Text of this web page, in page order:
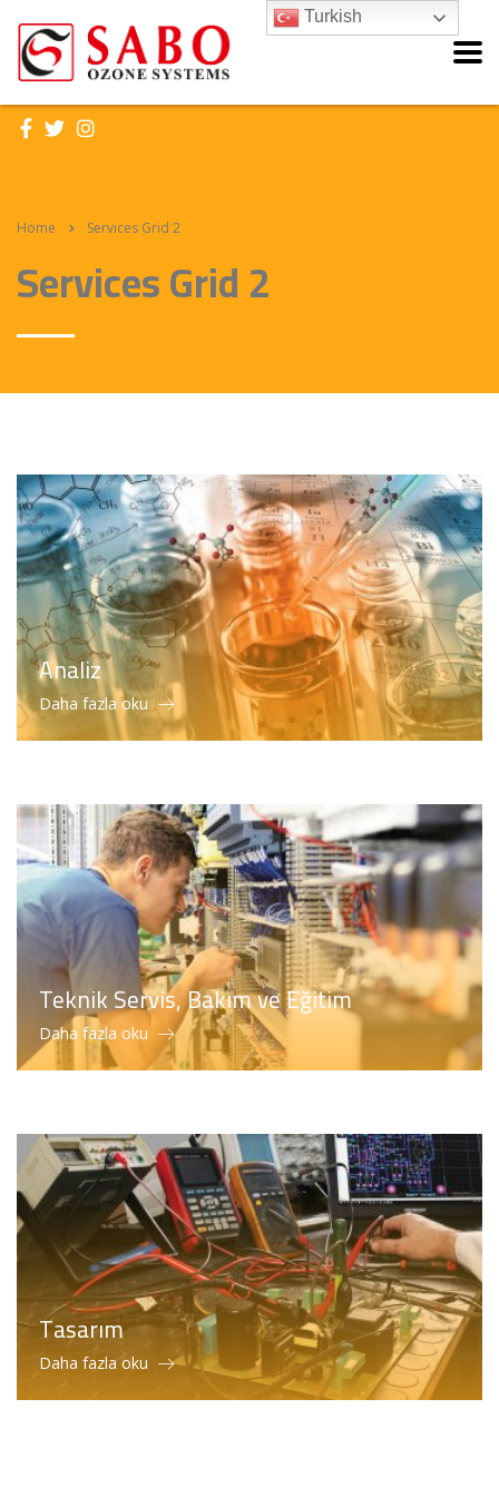
Home Services Grid 2
Services Grid 2
Analiz
Daha fazla oku
Teknik Servis, Bakım ve Eğitim
Daha fazla oku
Tasarım
Daha fazla oku
Turkish